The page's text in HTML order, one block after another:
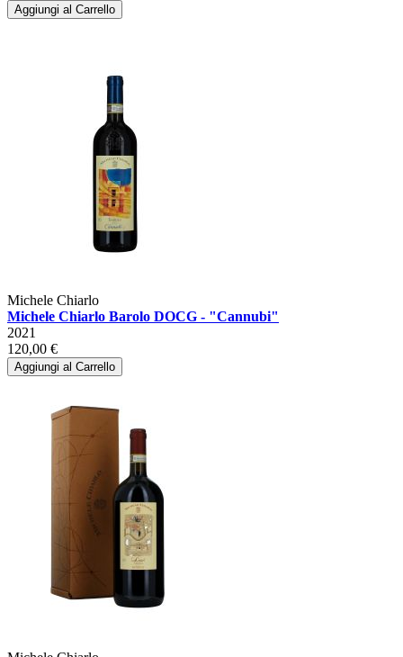
Aggiungi al Carrello
Michele Chiarlo
Michele Chiarlo Barolo DOCG - "Cannubi"
2021
120,00 €
Aggiungi al Carrello